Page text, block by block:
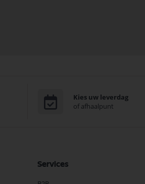
Kies uw leverdag
of afhaalpunt
Services